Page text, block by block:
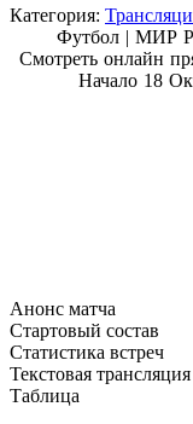
Категория:
Футбол | МИР
Смотреть онлайн
Начало 18
Анонс матча
Стартовый состав
Статистика встреч
Текстовая трансляция
Таблица